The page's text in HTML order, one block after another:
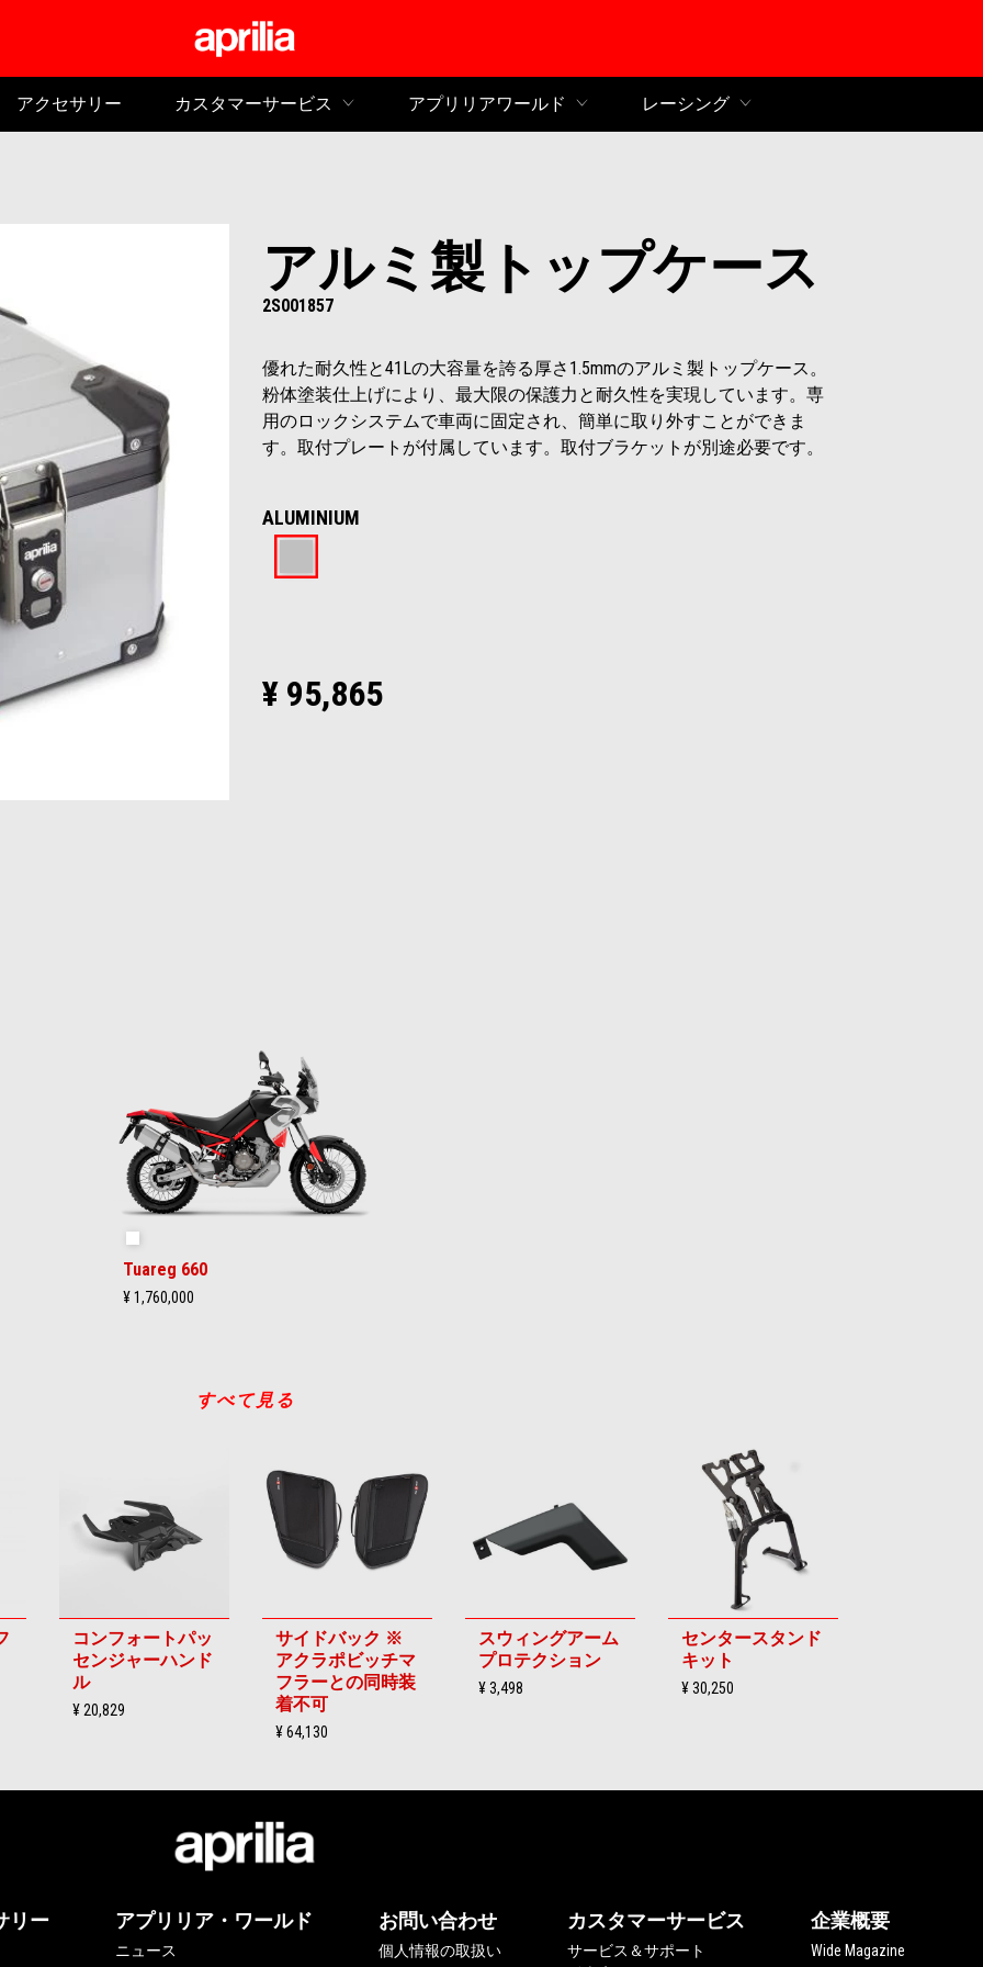
アクセサリー カスタマーサービス アプリリアワールド レーシング
アルミ製トップケース
2S001857
優れた耐久性と41Lの大容量を誇る厚さ1.5mmのアルミ製トップケース。
粉体塗装仕上げにより、最大限の保護力と耐久性を実現しています。専
用のロックシステムで車両に固定され、簡単に取り外すことができま
す。取付プレートが付属しています。取付ブラケットが別途必要です。
ALUMINIUM
¥ 95,865
Tuareg 660
¥ 1,760,000
すべて見る
コンフォートパッ
センジャーハンド
ル
¥ 20,829
サイドバック ※
アクラポビッチマ
フラーとの同時装
着不可
¥ 64,130
スウィングアーム
プロテクション
¥ 3,498
センタースタンド
キット
¥ 30,250
リー アプリリア・ワールド
ニュース
お問い合わせ
個人情報の取扱い
カスタマーサービス
サービス＆サポート
企業概要
Wide Magazine